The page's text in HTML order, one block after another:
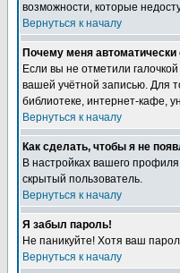
возможности, которые
Вернуться к началу
Почему меня автоматически
Если вы не отметили галочкой
вашей учётной записью. Для
библиотеке, интернет-кафе,
Вернуться к началу
Как сделать, чтобы я не
В настройках вашего
скрытый пользователь.
Вернуться к началу
Я забыл пароль!
Не паникуйте! Хотя ваш
Вернуться к началу